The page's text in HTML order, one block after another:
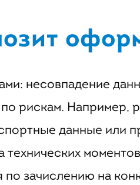
несовпадение
рискам. Например,
данные или
технических
зачислению на